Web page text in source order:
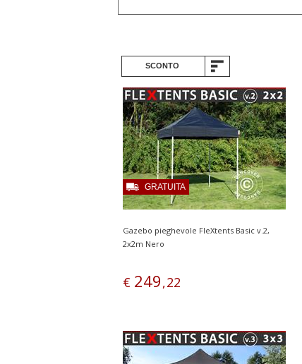
SCONTO
Gazebo pieghevole FleXtents Basic v.2,
2x2m Nero
€ 249,22
GRATUITA